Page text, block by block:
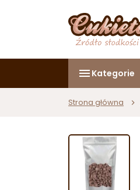
Kategorie
Strona główna